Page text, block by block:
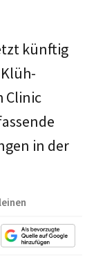
künftig
Clinic
in der